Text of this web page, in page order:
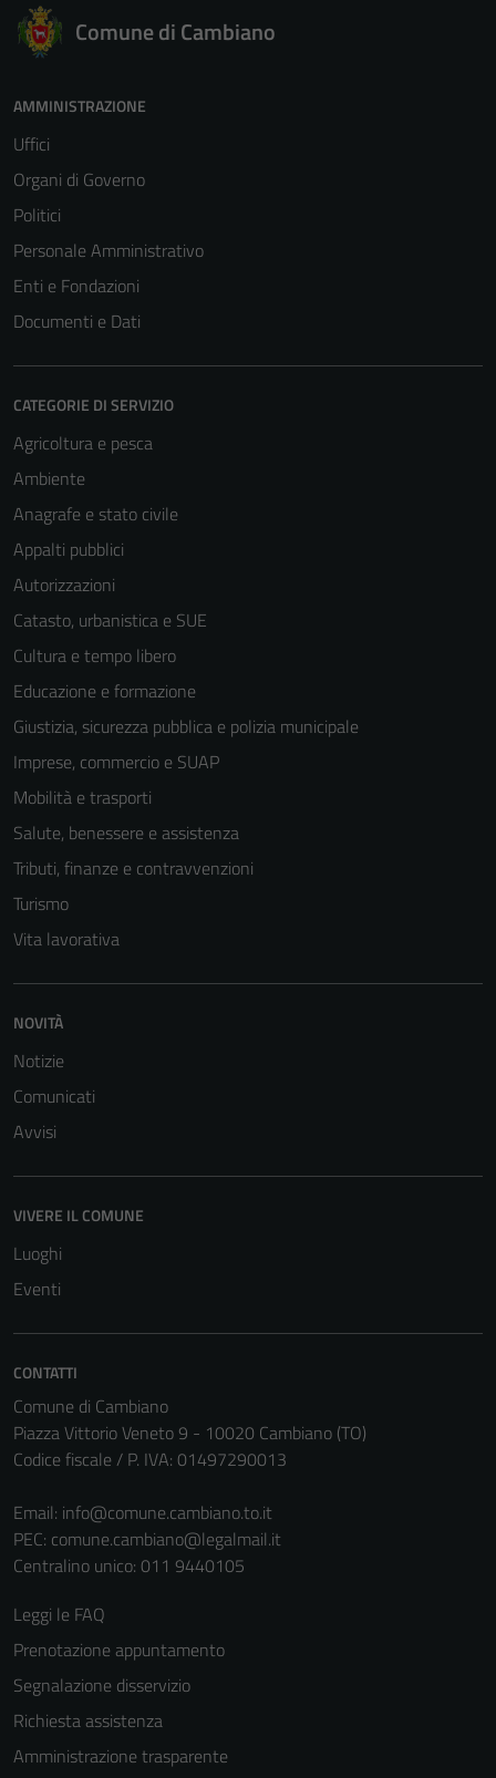
Comune di Cambiano
AMMINISTRAZIONE
Uffici
Organi di Governo
Politici
Personale Amministrativo
Enti e Fondazioni
Documenti e Dati
CATEGORIE DI SERVIZIO
Agricoltura e pesca
Ambiente
Anagrafe e stato civile
Appalti pubblici
Autorizzazioni
Catasto, urbanistica e SUE
Cultura e tempo libero
Educazione e formazione
Giustizia, sicurezza pubblica e polizia municipale
Imprese, commercio e SUAP
Mobilità e trasporti
Salute, benessere e assistenza
Tributi, finanze e contravvenzioni
Turismo
Vita lavorativa
NOVITÀ
Notizie
Comunicati
Avvisi
VIVERE IL COMUNE
Luoghi
Eventi
CONTATTI
Comune di Cambiano
Piazza Vittorio Veneto 9 - 10020 Cambiano (TO)
Codice fiscale / P. IVA: 01497290013
Email: info@comune.cambiano.to.it
PEC: comune.cambiano@legalmail.it
Centralino unico: 011 9440105
Leggi le FAQ
Prenotazione appuntamento
Segnalazione disservizio
Richiesta assistenza
Amministrazione trasparente